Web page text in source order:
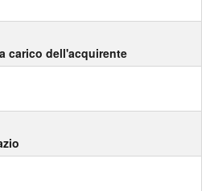
carico dell'acquirente